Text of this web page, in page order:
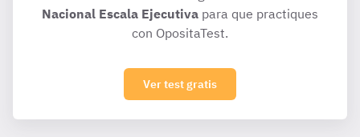
Nacional Escala Ejecutiva para que practiques
con OpositaTest.
Ver test gratis